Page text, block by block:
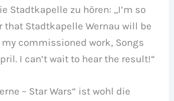
Stadtkapelle zu hören: „I’m so
that Stadtkapelle Wernau will be
commissioned work, Songs
I can’t wait to hear the result!“
– Star Wars“ ist wohl die